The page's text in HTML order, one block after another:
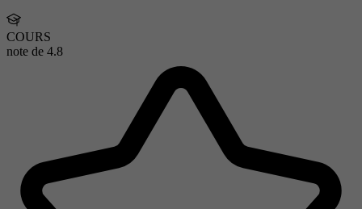
COURS
note de 4.8